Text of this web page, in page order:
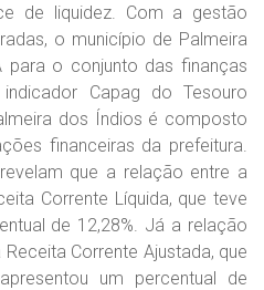
de liquidez. Com a gestão
o município de Palmeira
o conjunto das finanças
Capag do Tesouro
dos Índios é composto
financeiras da prefeitura.
que a relação entre a
Corrente Líquida, que teve
de 12,28%. Já a relação
Corrente Ajustada, que
um percentual de